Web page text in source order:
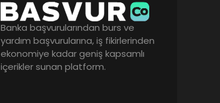
Banka başvurularından burs ve
yardım başvurularına, iş fikirlerinden
ekonomiye kadar geniş kapsamlı
içerikler sunan platform.